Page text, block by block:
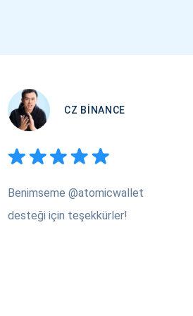
CZ BINANCE
Benimseme @atomicwallet
desteği için teşekkürler!